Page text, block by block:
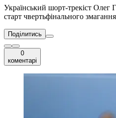
Український шорт-трекіст Олег
старт чвертьфінального
Поділитись
0
коментарі